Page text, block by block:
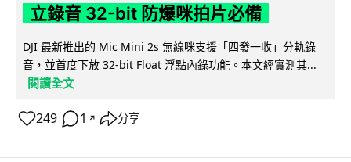
立錄音 32-bit 防爆咪拍片必備
DJI 最新推出的 Mic Mini 2s 無線咪支援「四發一收」分軌錄
音，並首度下放 32-bit Float 浮點內錄功能。本文經實測其...
閱讀全文
249 1 ↗ 分享